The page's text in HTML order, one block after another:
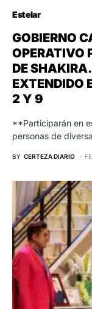
Estelar
GOBIERNO
OPERATIVO
DE
EXTENDIDO
2 Y 9
**Participarán en
personas de
BY CERTEZA DIARIO